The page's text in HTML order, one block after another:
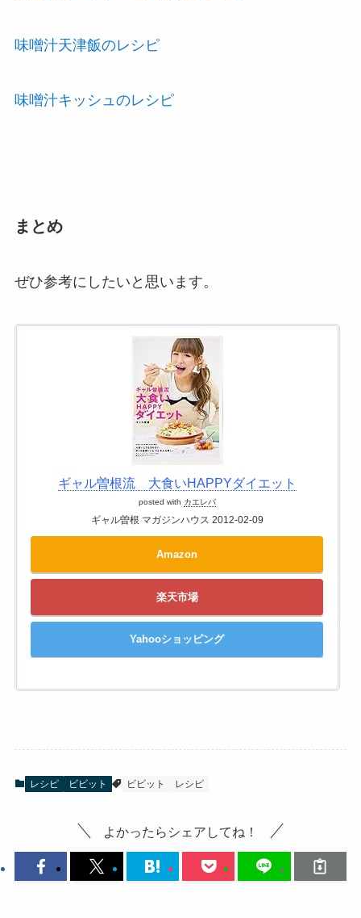
味噌汁天津飯のレシピ
味噌汁キッシュのレシピ
まとめ
ぜひ参考にしたいと思います。
ギャル曽根流 大食いHAPPYダイエット
posted with カエレバ
ギャル曽根 マガジンハウス 2012-02-09
Amazon
楽天市場
Yahooショッピング
レシピ ビビット ビビット レシピ
よかったらシェアしてね！